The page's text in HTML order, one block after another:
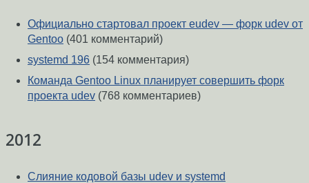
Официально стартовал проект eudev — форк udev от
Gentoo (401 комментарий)
systemd 196 (154 комментария)
Команда Gentoo Linux планирует совершить форк
проекта udev (768 комментариев)
2012
Слияние кодовой базы udev и systemd